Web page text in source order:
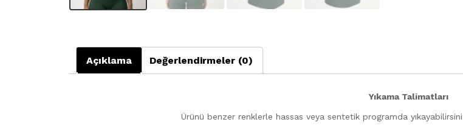
Açıklama Değerlendirmeler (0)
Yıkama Talimatları
Ürünü benzer renklerle hassas veya sentetik programda